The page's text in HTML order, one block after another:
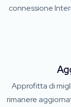
connessione
Approfitta di
rimanere